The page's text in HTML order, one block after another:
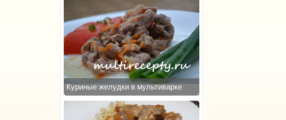
Куриные желудки в мультиварке